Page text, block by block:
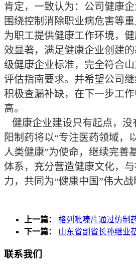
肯定，一致认为：公司健康企
围绕控制消除职业病危害等
为职工提供健康工作环境，
效显著，满足健康企业创建
级健康企业标准，完全符合
评估指南要求。并希望公司继
积极查漏补缺，在下一步工
高。
健康企业建设只有起点，没
阳制药将以“专注医药领域，
人类健康”为使命，继续完善
体系，充分营造健康文化，
力，共同为“健康中国”伟大战
上一篇：
格列吡嗪片通过仿制
下一篇：
山东省副省长孙继业
联系我们